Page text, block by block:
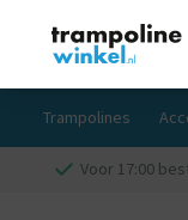
Trampolines
Voor 17:00